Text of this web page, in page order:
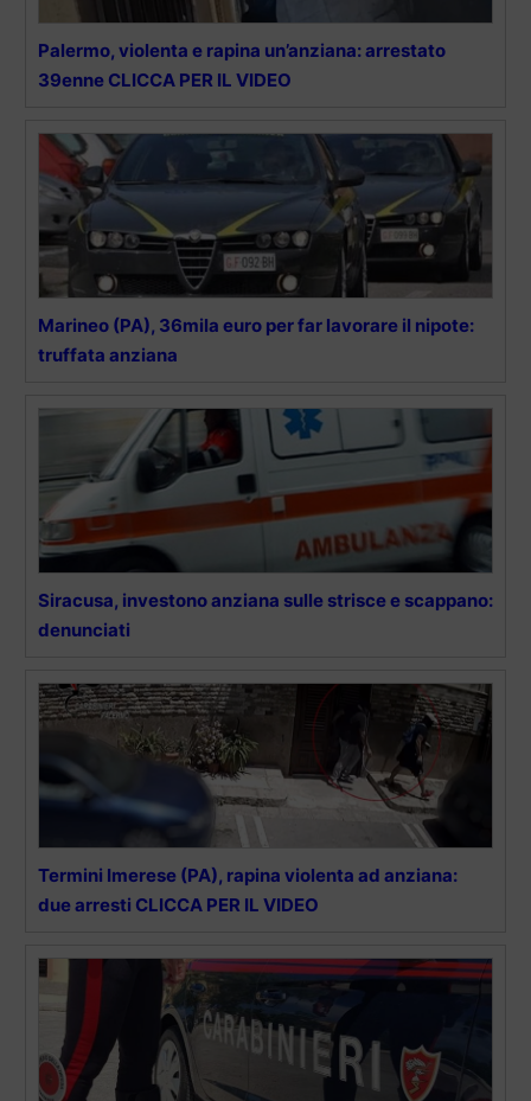
Palermo, violenta e rapina un’anziana: arrestato
39enne CLICCA PER IL VIDEO
Marineo (PA), 36mila euro per far lavorare il nipote:
truffata anziana
Siracusa, investono anziana sulle strisce e scappano:
denunciati
Termini Imerese (PA), rapina violenta ad anziana:
due arresti CLICCA PER IL VIDEO